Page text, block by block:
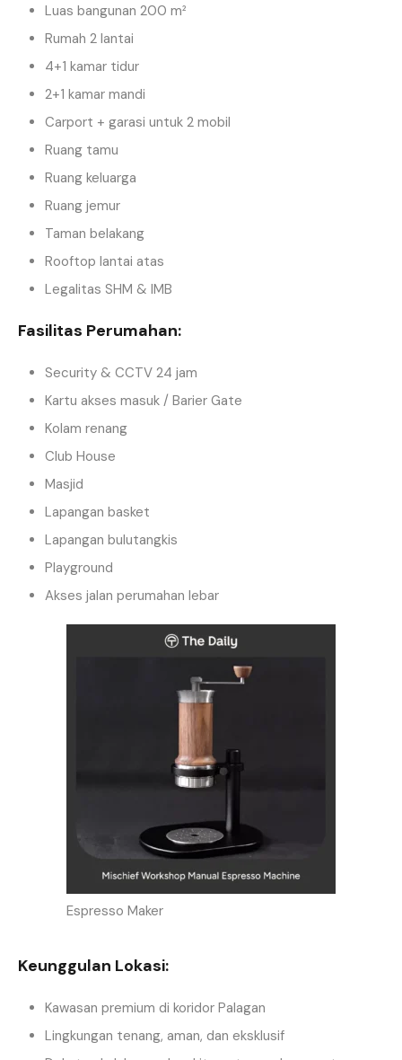
Luas bangunan 200 m²
Rumah 2 lantai
4+1 kamar tidur
2+1 kamar mandi
Carport + garasi untuk 2 mobil
Ruang tamu
Ruang keluarga
Ruang jemur
Taman belakang
Rooftop lantai atas
Legalitas SHM & IMB
Fasilitas Perumahan:
Security & CCTV 24 jam
Kartu akses masuk / Barier Gate
Kolam renang
Club House
Masjid
Lapangan basket
Lapangan bulutangkis
Playground
Akses jalan perumahan lebar
Espresso Maker
Keunggulan Lokasi:
Kawasan premium di koridor Palagan
Lingkungan tenang, aman, dan eksklusif